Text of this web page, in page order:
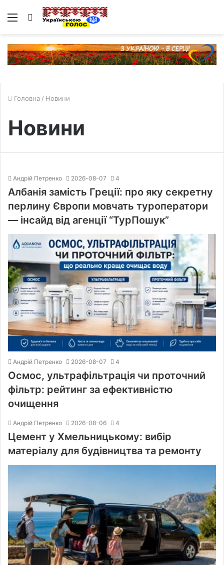
Меню Пошук
Головна / Новини
Новини
Андрій Петренко 2026-08-07 4
Албанія замість Греції: про яку секретну
перлину Європи мовчать туроператори
— інсайд від агенції “ТурПошук”
Андрій Петренко 2026-08-07 4
Осмос, ультрафільтрація чи проточний
фільтр: рейтинг за ефективністю
очищення
Андрій Петренко 2026-08-06 4
Цемент у Хмельницькому: вибір
матеріалу для будівництва та ремонту